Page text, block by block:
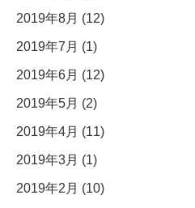
2019年8月 (12)
2019年7月 (1)
2019年6月 (12)
2019年5月 (2)
2019年4月 (11)
2019年3月 (1)
2019年2月 (10)